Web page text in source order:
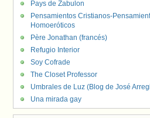
Pays de Zabulon
Pensamientos Cristianos-
Homoeróticos
Père Jonathan (francés)
Refugio Interior
Soy Cofrade
The Closet Professor
Umbrales de Luz (Blog de José
Una mirada gay